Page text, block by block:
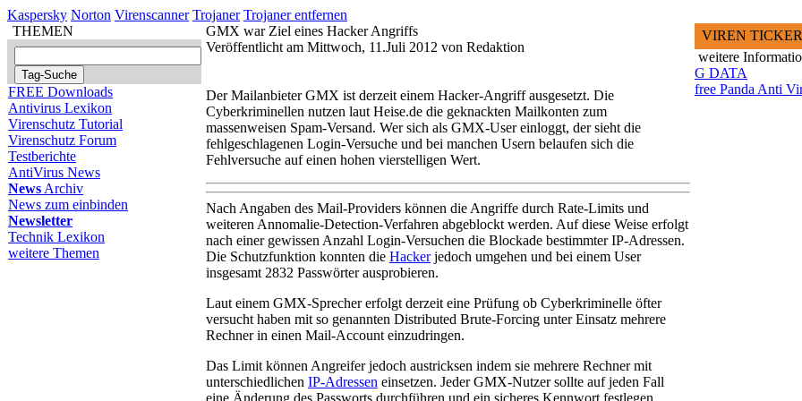
Kaspersky Norton Virenscanner Trojaner Trojaner entfernen
THEMEN
FREE Downloads
Antivirus Lexikon
Virenschutz Tutorial
Virenschutz Forum
Testberichte
AntiVirus News
News Archiv
News zum einbinden
Newsletter
Technik Lexikon
weitere Themen
GMX war Ziel eines Hacker Angriffs
Veröffentlicht am Mittwoch, 11.Juli 2012 von Redaktion
Der Mailanbieter GMX ist derzeit einem Hacker-Angriff ausgesetzt. Die
Cyberkriminellen nutzen laut Heise.de die geknackten Mailkonten zum
massenweisen Spam-Versand. Wer sich als GMX-User einloggt, der sieht die
fehlgeschlagenen Login-Versuche und bei manchen Usern belaufen sich die
Fehlversuche auf einen hohen vierstelligen Wert.
Nach Angaben des Mail-Providers können die Angriffe durch Rate-Limits und
weiteren Annomalie-Detection-Verfahren abgeblockt werden. Auf diese Weise erfolgt
nach einer gewissen Anzahl Login-Versuchen die Blockade bestimmter IP-Adressen.
Die Schutzfunktion konnten die Hackerjedoch umgehen und bei einem User
insgesamt 2832 Passwörter ausprobieren.
Laut einem GMX-Sprecher erfolgt derzeit eine Prüfung ob Cyberkriminelle öfter
versucht haben mit so genannten Distributed Brute-Forcing unter Einsatz mehrere
Rechner in einen Mail-Account einzudringen.
Das Limit können Angreifer jedoch austricksen indem sie mehrere Rechner mit
unterschiedlichen IP-Adressen einsetzen. Jeder GMX-Nutzer sollte auf jeden Fall
eine Änderung des Passworts durchführen und ein sicheres Kennwort festlegen.
VIREN TICKER
weitere
G DATA
free Panda Anti